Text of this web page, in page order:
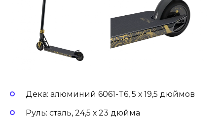
Дека: алюминий 6061-T6, 5 х 19,5 дюймов
Руль: сталь, 24,5 х 23 дюйма